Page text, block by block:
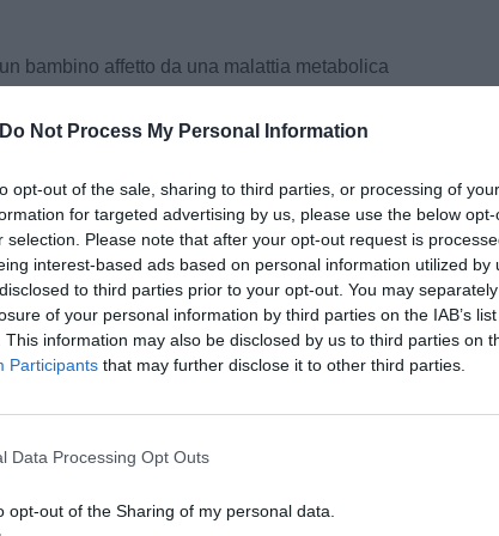
Do Not Process My Personal Information
opt-out of the sale, sharing to third parties, or processing of
for targeted advertising by us, please use the below
selection. Please note that after your opt-out request is
interest-based ads based on personal information utilized by
to third parties prior to your opt-out. You may
of your personal information by third parties on the IAB’s
This information may also be disclosed by us to third parties on
Participants that may further disclose it to other third parties.
Data Processing Opt Outs
opt-out of the Sharing of my personal data.
bambino affetto da una malattia metabolica
Maria Alice Donati direttrice della SOC
del Meyer – a Firenze ad oggi sono circa
in carico all’Azienda ospedaliero –
patologie genetiche rare coinvolgono
centrale, cuore, apparato muscolo-
Possono essere trattate – prosegue Donati –
speciali, terapia enzimatica sostitutiva,
al trapianto d’organo: fegato, cuore, e
Per alcune malattie, inoltre è in fase
genica. Cure mirate e nei casi più gravi
– specie in fase precoce di malattia e
la storia naturale di questi pazienti,
da anni in Regione Toscana – sottolinea
clinico della Rete Regionale per le Malattie